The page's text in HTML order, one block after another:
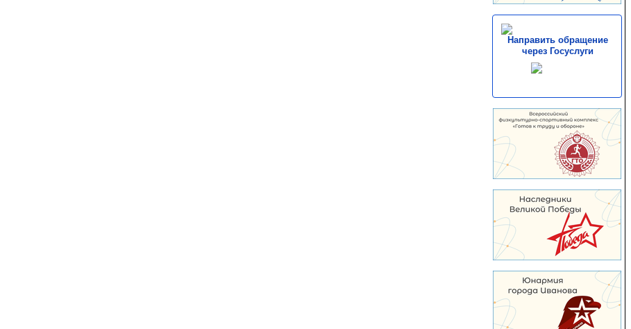
Направить обращение
через Госуслуги